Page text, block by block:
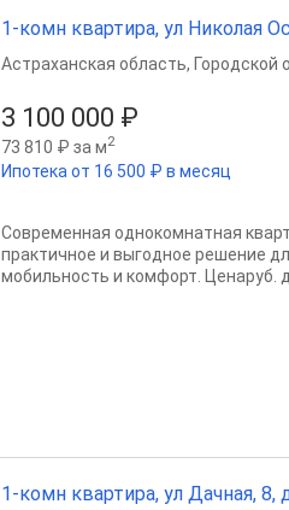
1-комн квартира, ул Николая
3 100 000 ₽
73 810 ₽ за м2
Ипотека от 16 500 ₽ в месяц
Астраханская область, Городской
Современная однокомнатная
практичное и выгодное решение
мобильность и комфорт. Ценаруб.
1-комн квартира, ул Дачная, 8,